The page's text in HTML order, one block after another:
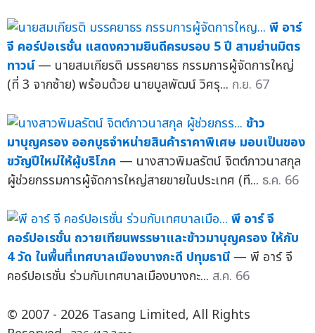
พี อาร์
จี คอร์ปอเรชั่น แสดงความยินดีครบรอบ 5 ปี สามย่านมิตร
ทาวน์ — นายสมเกียรติ มรรคยาธร กรรมการผู้จัดการใหญ่
(ที่ 3 จากซ้าย) พร้อมด้วย นายบูลพัฒน์ วิศรุ... ก.ย. 67
ข้าว
มาบุญครอง ออกบูธจำหน่ายสินค้าราคาพิเศษ มอบเป็นของ
ขวัญปีใหม่ให้ผู้บริโภค — นางสาวพิมลรัตน์ จิตต์ภาวนาสกุล
ผู้ช่วยกรรมการผู้จัดการใหญ่สายขายในประเทศ (ที... ธ.ค. 66
พี อาร์ จี
คอร์ปอเรชั่น ถวายเทียนพรรษาและข้าวมาบุญครอง ให้กับ
4 วัด ในพื้นที่เทศบาลเมืองบางกะดี ปทุมธานี — พี อาร์ จี
คอร์ปอเรชั่น ร่วมกับเทศบาลเมืองบางกะ... ส.ค. 66
© 2007 - 2026 Tasang Limited, All Rights